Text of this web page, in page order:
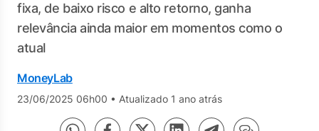
fixa, de baixo risco e alto retorno, ganha
relevância ainda maior em momentos como o
atual
MoneyLab
23/06/2025 06h00 • Atualizado 1 ano atrás